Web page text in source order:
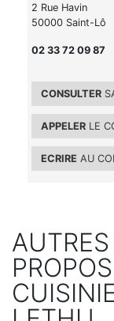
2 Rue Havin
50000 Saint-Lô
02 33 72 09 87
CONSULTER
APPELER LE
ECRIRE AU
AUTRES